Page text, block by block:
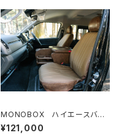
MONOBOX ハイエースバン
用1,2列目シートカバーセット
バリエーション4種類
¥121,000